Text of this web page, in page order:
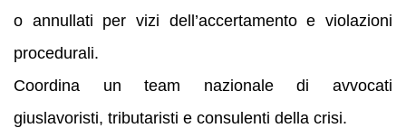
o annullati per vizi dell’accertamento e violazioni
procedurali.
Coordina un team nazionale di avvocati
giuslavoristi, tributaristi e consulenti della crisi.